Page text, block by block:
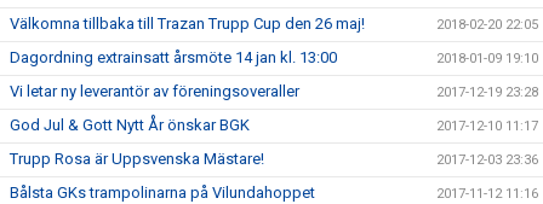
Välkomna tillbaka till Trazan Trupp Cup den 26 maj! 2018-02-20 22:05
Dagordning extrainsatt årsmöte 14 jan kl. 13:00 2018-01-09 19:10
Vi letar ny leverantör av föreningsoveraller 2017-12-19 23:28
God Jul & Gott Nytt År önskar BGK 2017-12-10 11:17
Trupp Rosa är Uppsvenska Mästare! 2017-12-03 23:36
Bålsta GKs trampolinarna på Vilundahoppet 2017-11-12 11:16